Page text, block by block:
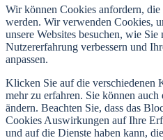
Wir können Cookies anfordern,
werden. Wir verwenden Cookies,
unsere Websites besuchen, wie
Nutzererfahrung verbessern und
anpassen.
Klicken Sie auf die verschiedenen
mehr zu erfahren. Sie können
ändern. Beachten Sie, dass das
Cookies Auswirkungen auf Ihre
und auf die Dienste haben kann,